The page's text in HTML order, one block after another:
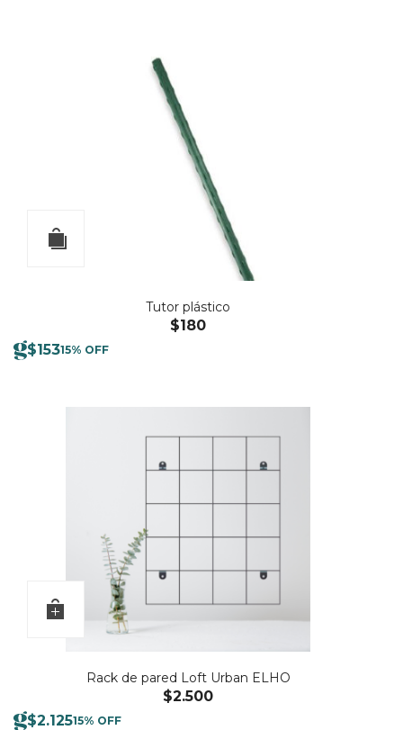
Tutor plástico
$180
$15315% OFF
Rack de pared Loft Urban ELHO
$2.500
$2.12515% OFF